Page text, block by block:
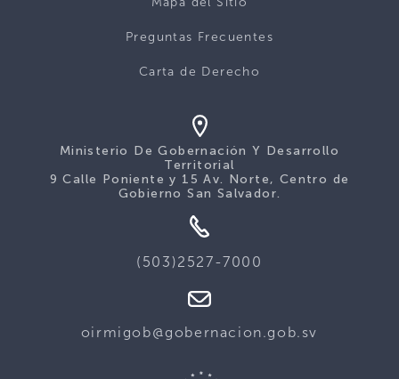
Preguntas Frecuentes
Carta de Derecho
Ministerio De Gobernación Y Desarrollo
Territorial
9 Calle Poniente y 15 Av. Norte, Centro de
Gobierno San Salvador.
(503)2527-7000
oirmigob@gobernacion.gob.sv